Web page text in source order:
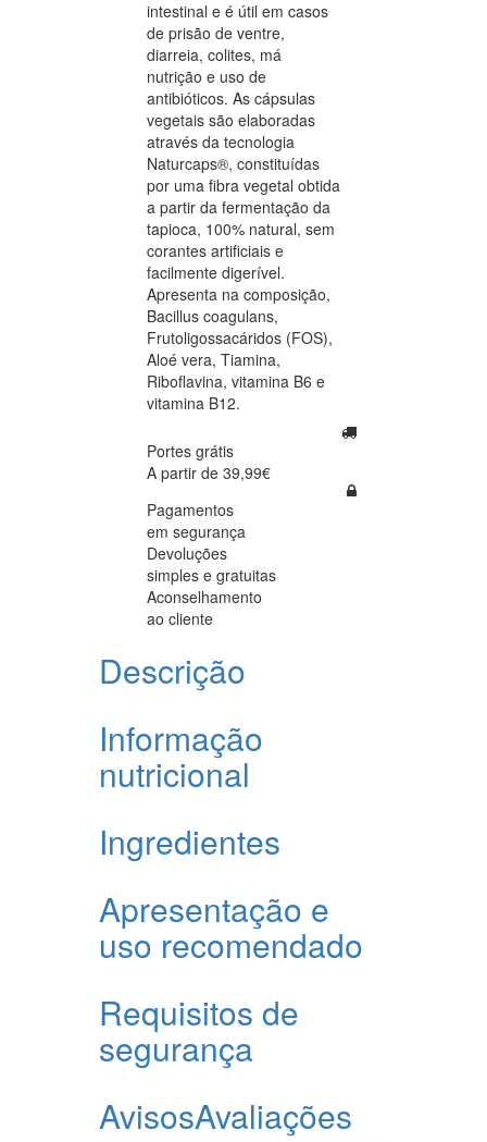
intestinal e é útil em casos
de prisão de ventre,
diarreia, colites, má
nutrição e uso de
antibióticos. As cápsulas
vegetais são elaboradas
através da tecnologia
Naturcaps®, constituídas
por uma fibra vegetal obtida
a partir da fermentação da
tapioca, 100% natural, sem
corantes artificiais e
facilmente digerível.
Apresenta na composição,
Bacillus coagulans,
Frutoligossacáridos (FOS),
Aloé vera, Tiamina,
Riboflavina, vitamina B6 e
vitamina B12.
Portes grátis
A partir de 39,99€
Pagamentos
em segurança
Devoluções
simples e gratuitas
Aconselhamento
ao cliente
Descrição
Informação
nutricional
Ingredientes
Apresentação e
uso recomendado
Requisitos de
segurança
AvisosAvaliações